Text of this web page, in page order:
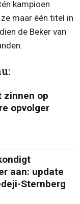
kampioen
maar één titel in
de Beker van
zinnen op
opvolger
aan: update
Sternberg